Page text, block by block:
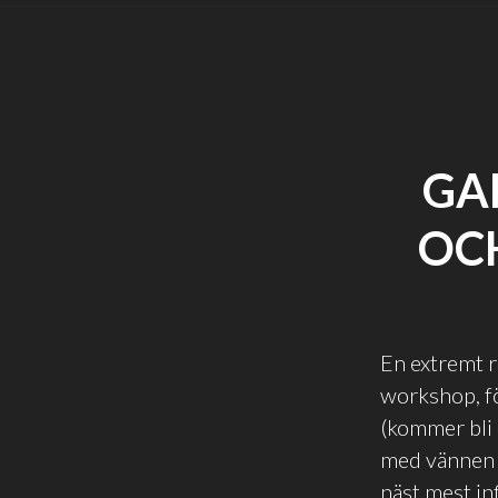
En extremt
workshop,
(kommer
med
näst mest